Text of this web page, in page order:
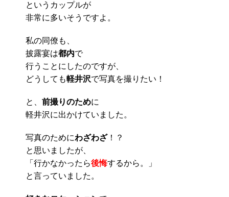
というカップルが
非常に多いそうですよ。
私の同僚も、
披露宴は都内で
行うことにしたのですが、
どうしても軽井沢で写真を撮りたい！
と、 前撮りのために
軽井沢に出かけていました。
写真のためにわざわざ！？
と思いましたが、
「行かなかったら後悔するから。」
と言っていました。